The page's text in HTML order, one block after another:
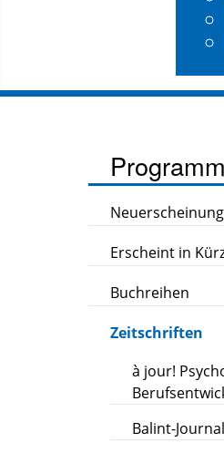
Programm
Erscheint in
Buchreihen
Zeitschriften
à jour!
Balint-Journal